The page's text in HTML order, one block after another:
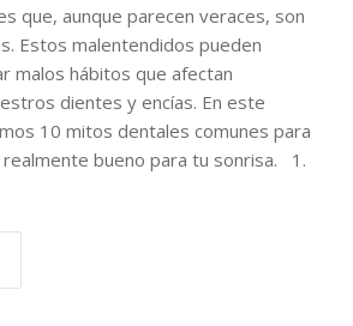
que, aunque parecen veraces, son
Estos malentendidos pueden
malos hábitos que afectan
dientes y encías. En este
10 mitos dentales comunes para
bueno para tu sonrisa. 1.